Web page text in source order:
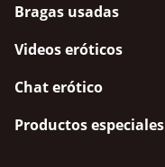
Bragas usadas
Videos eróticos
Chat erótico
Productos especiales